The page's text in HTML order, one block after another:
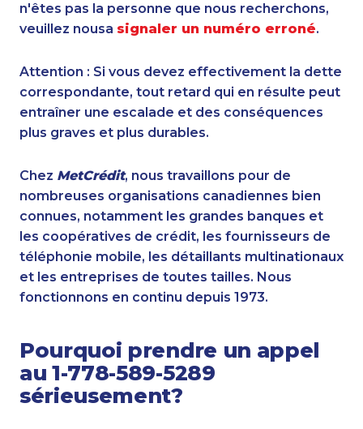
n'êtes pas la personne que nous recherchons,
veuillez nousa signaler un numéro erroné.
Attention : Si vous devez effectivement la dette
correspondante, tout retard qui en résulte peut
entraîner une escalade et des conséquences
plus graves et plus durables.
Chez MetCrédit, nous travaillons pour de
nombreuses organisations canadiennes bien
connues, notamment les grandes banques et
les coopératives de crédit, les fournisseurs de
téléphonie mobile, les détaillants multinationaux
et les entreprises de toutes tailles. Nous
fonctionnons en continu depuis 1973.
Pourquoi prendre un appel
au 1-778-589-5289
sérieusement?